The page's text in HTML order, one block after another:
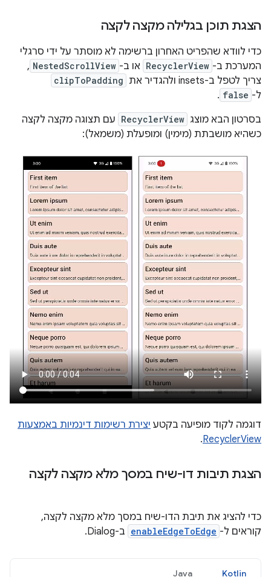
הצגת תוכן בגלילה מקצה לקצה
כדי לוודא שהפריט האחרון ברשימה לא מוסתר על ידי סרגלי
המערכת ב- RecyclerView או ב- NestedScrollView
,
צריך לטפל ב-insets ולהגדיר את
clipToPadding
ל- false
.
בסרטון הבא מוצג RecyclerView עם תצוגה מקצה לקצה
כשהיא מושבתת (מימין) ומופעלת (משמאל):
דוגמה לקוד מופיעה בקטע יצירת רשימות דינמיות באמצעות
RecyclerView
.
הצגת תיבות דו-שיח במסך מלא מקצה לקצה
כדי להציג את תיבת הדו-שיח במסך מלא מקצה לקצה,
קוראים ל- enableEdgeToEdge ב-Dialog.
Kotlin
Java